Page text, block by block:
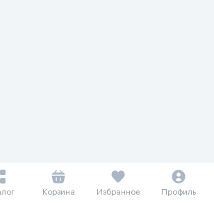
Корзина Избранное Профиль